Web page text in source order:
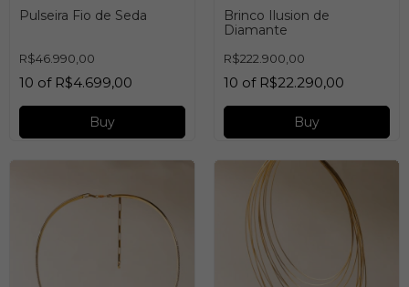
Pulseira Fio de Seda
R$46.990,00
10 of R$4.699,00
Brinco Ilusion de
Diamante
R$222.900,00
10 of R$22.290,00